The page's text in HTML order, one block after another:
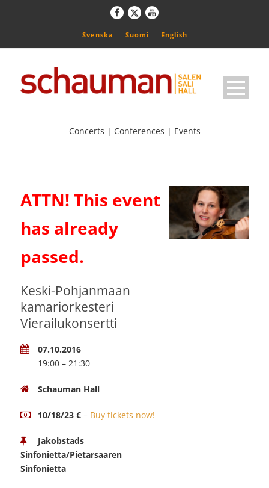
Svenska Suomi English
Concerts | Conferences | Events
ATTN! This event
has already
passed.
Keski-Pohjanmaan
kamariorkesteri
Vierailukonsertti
07.10.2016
19:00 – 21:30
Schauman Hall
10/18/23 € – Buy tickets now!
Jakobstads
Sinfonietta/Pietarsaaren
Sinfonietta